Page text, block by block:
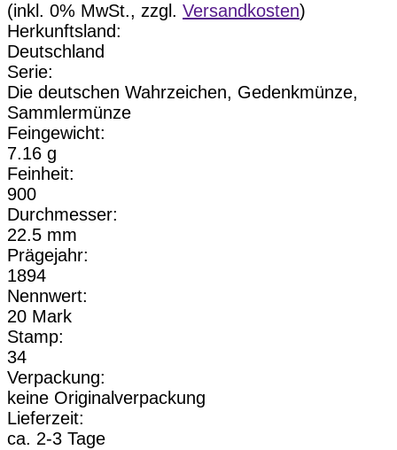
(inkl. 0% MwSt., zzgl. Versandkosten)
Herkunftsland:
Deutschland
Serie:
Die deutschen Wahrzeichen, Gedenkmünze,
Sammlermünze
Feingewicht:
7.16 g
Feinheit:
900
Durchmesser:
22.5 mm
Prägejahr:
1894
Nennwert:
20 Mark
Stamp:
34
Verpackung:
keine Originalverpackung
Lieferzeit:
ca. 2-3 Tage